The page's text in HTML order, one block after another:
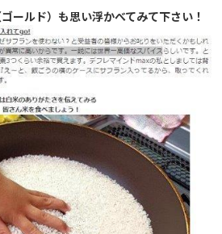
ールド）も思い浮かべてみて下さい！